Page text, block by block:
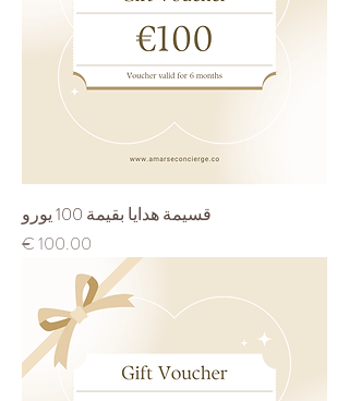
قسيمة هدايا بقيمة 100 يورو
السعر